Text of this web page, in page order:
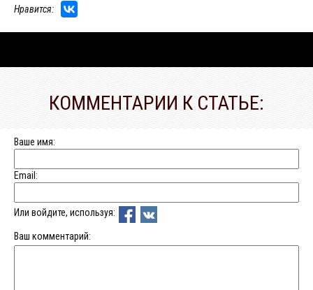
Нравится:
КОММЕНТАРИИ К СТАТЬЕ:
Ваше имя:
Email:
Или войдите, используя:
Ваш комментарий: